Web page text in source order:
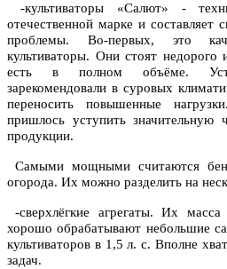
-культиваторы «Салют» -
отечественной марке и составляет
проблемы. Во-первых, это
культиваторы. Они стоят
есть в полном объёме.
зарекомендовали в суровых
переносить повышенные
пришлось уступить значительную
продукции.
Самыми мощными считаются
огорода. Их можно разделить на
-cверхлёгкие агрегаты. Их
хорошо обрабатывают небольшие
культиваторов в 1,5 л. с. Вполне
задач.